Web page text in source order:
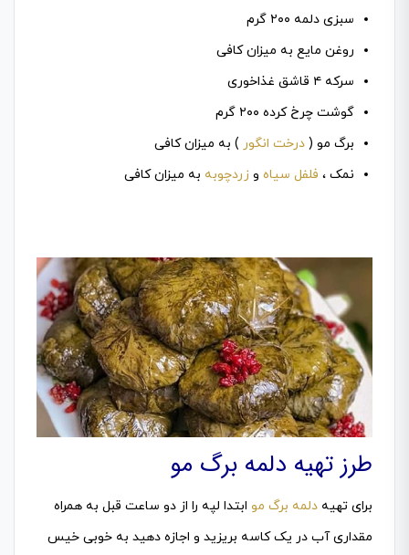
سبزی دلمه ۲۰۰ گرم
روغن مایع به میزان کافی
سرکه ۴ قاشق غذاخوری
گوشت چرخ کرده ۲۰۰ گرم
برگ مو ( درخت انگور ) به میزان کافی
نمک ، فلفل سیاه و زردچوبه به میزان کافی
طرز تهیه دلمه برگ مو
برای تهیه دلمه برگ مو ابتدا لپه را از دو ساعت قبل به همراه
مقداری آب در یک کاسه بریزید و اجازه دهید به خوبی خیس